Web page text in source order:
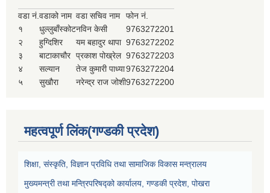
वडा नं. वडाको नाम वडा सचिव नाम
फोन नं.
१
धुल्लुबाँस्कोटनविन केसी
9763272201
२
हुग्दिशिर यम बहादुर थापा 9763272202
३
बाटाकाचौर प्रकाश पोख्रेल 9763272203
४
सल्यान तेज कुमारी पाध्या9763272204
५
सुखौरा नरेन्द्र राज जोशी9763272200
महत्वपूर्ण लिंक(गण्डकी प्रदेश)
शिक्षा, संस्कृति, विज्ञान प्रविधि तथा सामाजिक विकास मन्त्रालय
मुख्यमन्त्री तथा मन्त्रिपरिषद्को कार्यालय, गण्डकी प्रदेश, पोखरा